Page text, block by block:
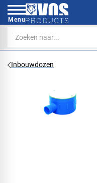
Menu
Inbouwdozen